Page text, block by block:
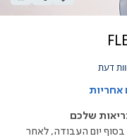
שלכם
יום העבודה, לאחר